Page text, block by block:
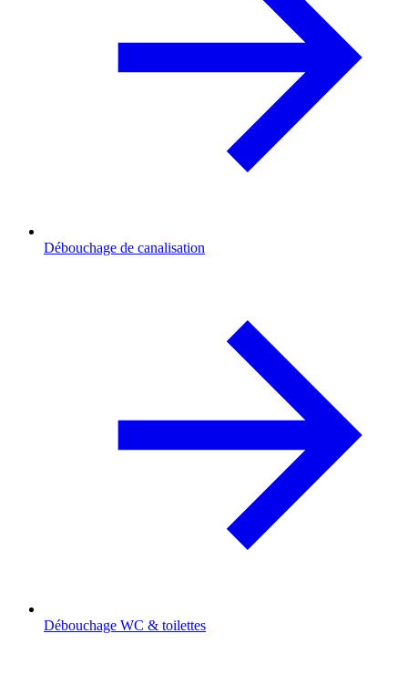
Débouchage de canalisation
Débouchage WC & toilettes